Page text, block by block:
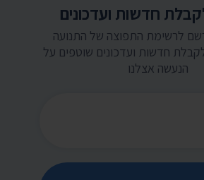
חדשות ועדכונים
לרשימת התפוצה של התנועה
חדשות ועדכונים שוטפים על
הנעשה אצלנו